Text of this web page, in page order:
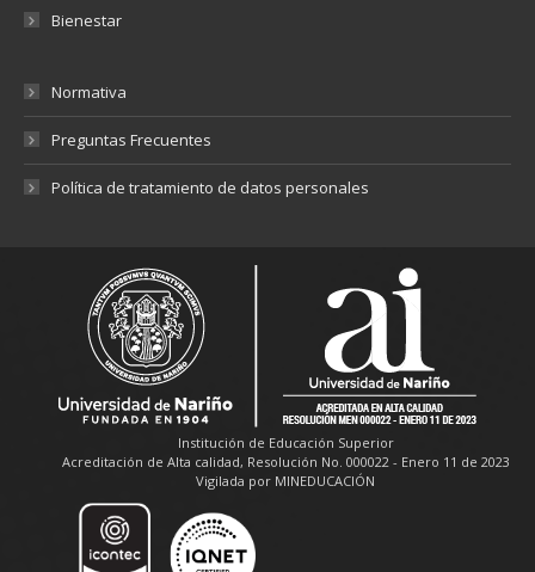
Bienestar
Normativa
Preguntas Frecuentes
Política de tratamiento de datos personales
Institución de Educación Superior
Acreditación de Alta calidad, Resolución No. 000022 - Enero 11 de 2023
Vigilada por MINEDUCACIÓN